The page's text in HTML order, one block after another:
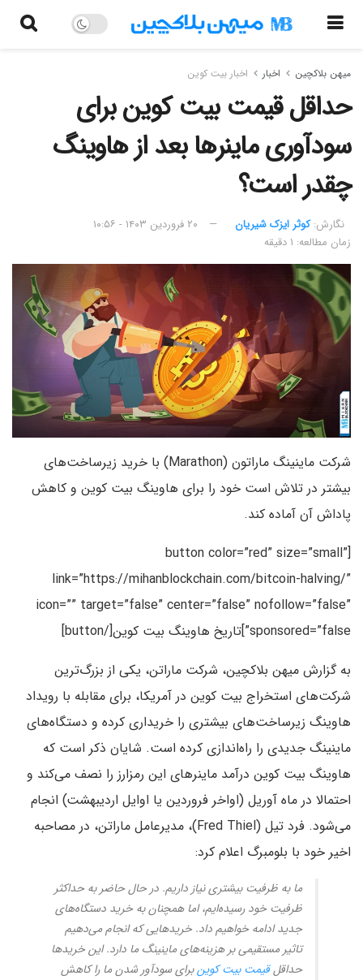
میهن بلاکچین اخبار اخبار بیت کوین
حداقل قیمت بیت کوین برای
سودآوری ماینرها بعد از هاوینگ
چقدر است؟
نگارش:‌ کوثر ایزک شیریان
۲۰ فروردین ۱۴۰۳ - ۱۰:۵۶
زمان مطالعه: ۱ دقیقه
شرکت ماینینگ ماراتون (Marathon) با خرید زیرساخت‌های
بیشتر در تلاش است خود را برای هاوینگ بیت کوین و کاهش
پاداش آن آماده کند.
[button color=”red” size=”small”
link=”https://mihanblockchain.com/bitcoin-halving/”
icon=”” target=”false” center=”false” nofollow=”false”
sponsored=”false”]تاریخ هاوینگ بیت کوین[/button]
به گزارش میهن بلاکچین، شرکت ماراتن، یکی از بزرگ‌ترین
شرکت‌های استخراج بیت‌ کوین در آمریکا، برای مقابله با رویداد
هاوینگ زیرساخت‌های بیشتری را خریداری کرده و دستگاه‌های
ماینینگ جدیدی را راه‌اندازی کرده است. شایان ذکر است که
هاوینگ بیت کوین درآمد ماینرهای این رمزارز را نصف می‌کند و
احتمالا در ماه آوریل (اواخر فروردین یا اوایل اردیبهشت) انجام
می‌شود. فرد تیل (Fred Thiel)، مدیرعامل ماراتن، در مصاحبه‌
اخیر خود با بلومبرگ اعلام کرد:
ما به ظرفیت بیشتری نیاز داریم. در حال حاضر به حداکثر
ظرفیت خود رسیده‌ایم، اما همچنان به خرید دستگاه‌های
جدید ادامه خواهیم داد. خریدهایی که انجام می‌دهیم
تاثیر مستقیمی بر هزینه‌های ماینینگ ما دارد. این خریدها
حداقلقیمت بیت کوینبرای سودآور شدن ما را کاهش